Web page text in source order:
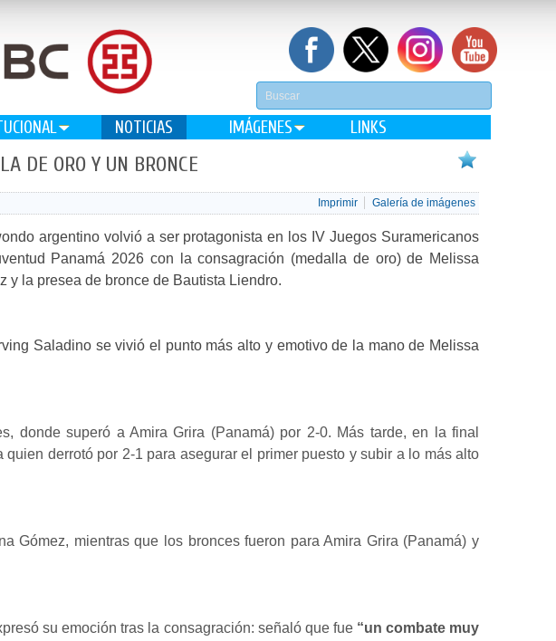
NOTICIAS IMÁGENES LINKS
DE ORO Y UN BRONCE
Imprimir Galería de imágenes
argentino volvió a ser protagonista en los IV Juegos Suramericanos
Panamá 2026 con la consagración (medalla de oro) de Melissa
y la presea de bronce de Bautista Liendro.
Saladino se vivió el punto más alto y emotivo de la mano de Melissa
donde superó a Amira Grira (Panamá) por 2-0. Más tarde, en la final
derrotó por 2-1 para asegurar el primer puesto y subir a lo más alto
Gómez, mientras que los bronces fueron para Amira Grira (Panamá) y
su emoción tras la consagración: señaló que fue “un combate muy